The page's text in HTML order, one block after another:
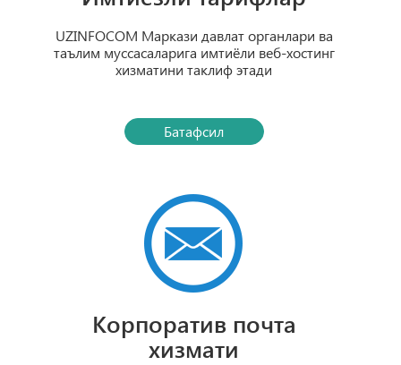
UZINFOCOM Маркази давлат органлари ва
таълим муссасаларига имтиёли веб-хостинг
хизматини таклиф этади
Батафсил
Корпоратив почта
хизмати